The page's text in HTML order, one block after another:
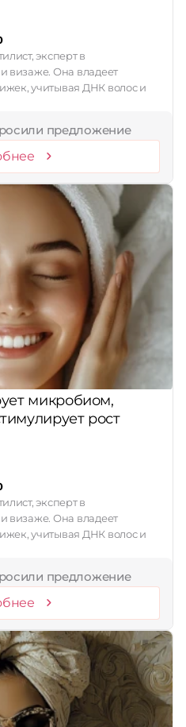
эксперт в
визаже. Она владеет
учитывая ДНК волос и
предложение
микробиом,
рост
эксперт в
визаже. Она владеет
учитывая ДНК волос и
предложение